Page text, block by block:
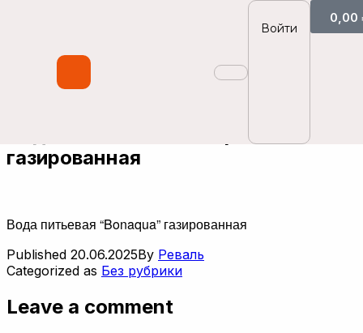
Войти
0,00
Вода питьевая “Bonaqua”
газированная
Вода питьевая “Bonaqua” газированная
Published 20.06.2025By Реваль
Categorized as Без рубрики
Leave a comment